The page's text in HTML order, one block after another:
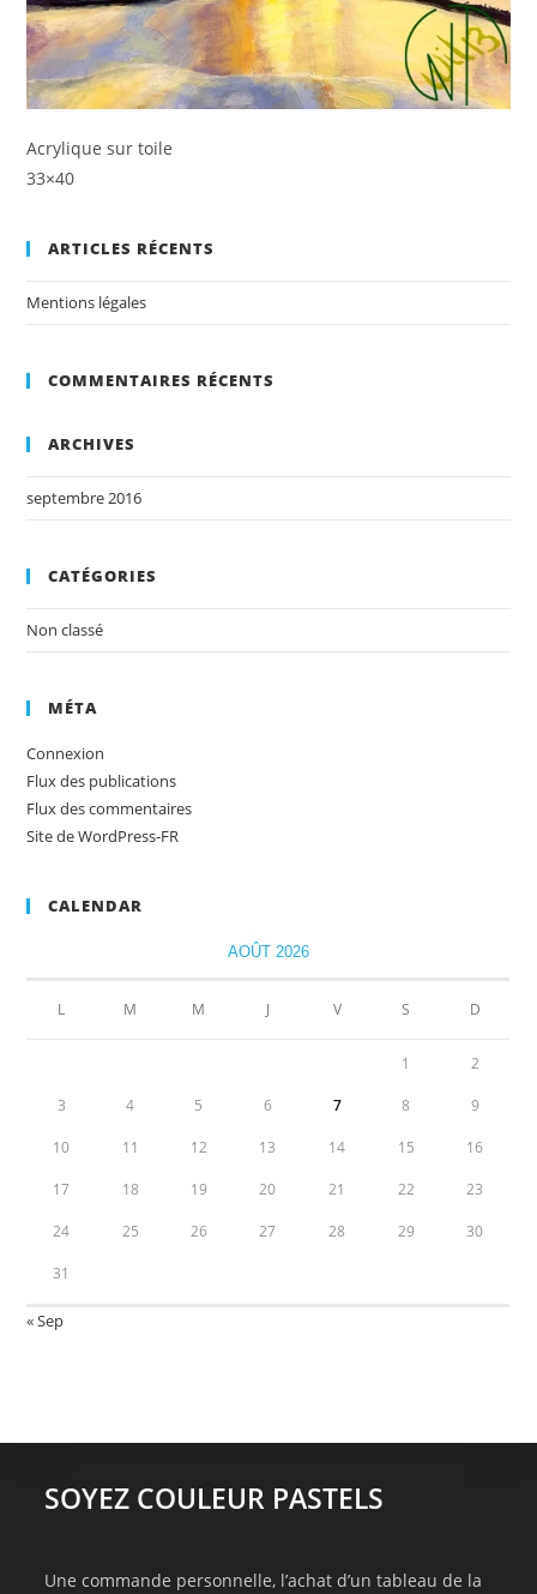
Acrylique sur toile
33×40
ARTICLES RÉCENTS
Mentions légales
COMMENTAIRES RÉCENTS
ARCHIVES
septembre 2016
CATÉGORIES
Non classé
MÉTA
Connexion
Flux des publications
Flux des commentaires
Site de WordPress-FR
CALENDAR
AOÛT 2026
L M M J V S D
1 2
3 4 5 6 7 8 9
10 11 12 13 14 15 16
17 18 19 20 21 22 23
24 25 26 27 28 29 30
31
« Sep
SOYEZ COULEUR PASTELS
Une commande personnelle, l’achat d’un tableau de la